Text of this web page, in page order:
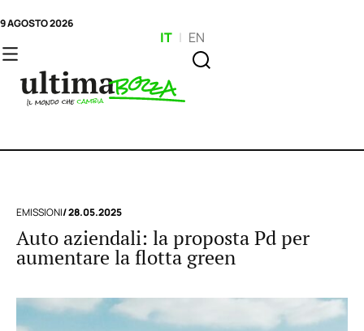
9 AGOSTO 2026
IT | EN
EMISSIONI/ 28.05.2025
Auto aziendali: la proposta Pd per
aumentare la flotta green